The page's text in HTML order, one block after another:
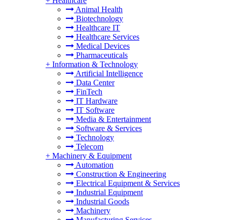
Animal Health
Biotechnology
Healthcare IT
Healthcare Services
Medical Devices
Pharmaceuticals
+ Information & Technology
Artificial Intelligence
Data Center
FinTech
IT Hardware
IT Software
Media & Entertainment
Software & Services
Technology
Telecom
+ Machinery & Equipment
Automation
Construction & Engineering
Electrical Equipment & Services
Industrial Equipment
Industrial Goods
Machinery